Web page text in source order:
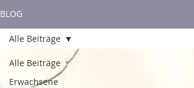
BLOG
Alle Beiträge
Erwachsene
Alle Beiträge